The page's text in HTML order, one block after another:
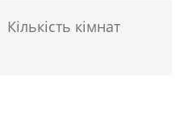
Кількість кімнат